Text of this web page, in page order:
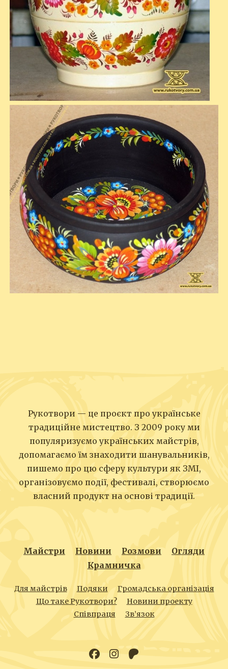
Рукотвори — це проєкт про українське
традиційне мистецтво. З 2009 року ми
популяризуємо українських майстрів,
допомагаємо їм знаходити шанувальників,
пишемо про цю сферу культури як ЗМІ,
організовуємо події, фестивалі, створюємо
власний продукт на основі традиції.
Майстри Новини Розмови
Огляди
Крамничка
Для майстрів Подяки
Громадська організація
Що таке Рукотвори?
Новини проекту
Співпраця
Зв’язок